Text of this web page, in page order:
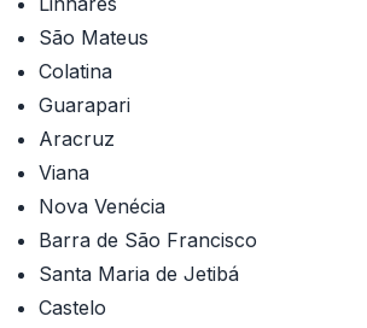
São Mateus
Colatina
Guarapari
Aracruz
Viana
Nova Venécia
Barra de São Francisco
Santa Maria de Jetibá
Castelo